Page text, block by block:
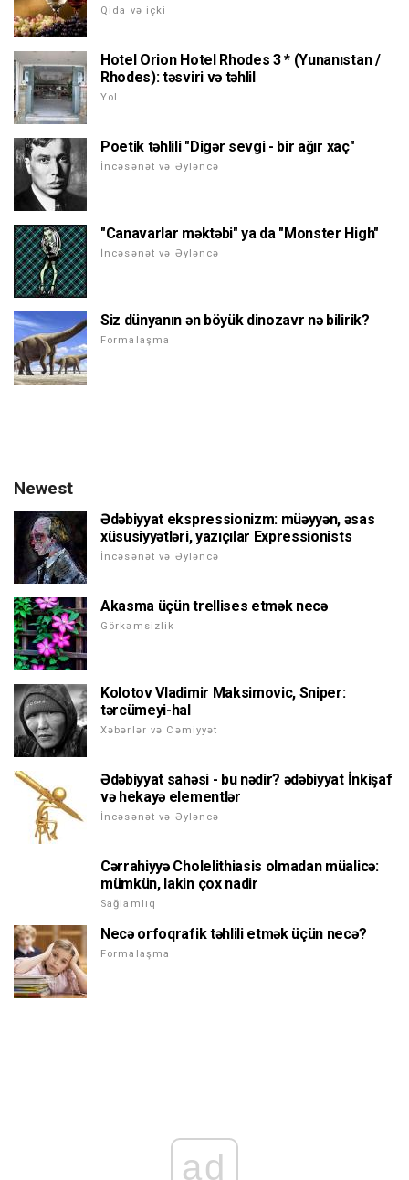
Qida və içki
Hotel Orion Hotel Rhodes 3 * (Yunanıstan /
Rhodes): təsviri və təhlil
Yol
Poetik təhlili "Digər sevgi - bir ağır xaç"
İncəsənət və Əyləncə
"Canavarlar məktəbi" ya da "Monster High"
İncəsənət və Əyləncə
Siz dünyanın ən böyük dinozavr nə bilirik?
Formalaşma
Newest
Ədəbiyyat ekspressionizm: müəyyən, əsas
xüsusiyyətləri, yazıçılar Expressionists
İncəsənət və Əyləncə
Akasma üçün trellises etmək necə
Görkəmsizlik
Kolotov Vladimir Maksimovic, Sniper:
tərcümeyi-hal
Xəbərlər və Cəmiyyət
Ədəbiyyat sahəsi - bu nədir? ədəbiyyat İnkişaf
və hekayə elementlər
İncəsənət və Əyləncə
Cərrahiyyə Cholelithiasis olmadan müalicə:
mümkün, lakin çox nadir
Sağlamlıq
Necə orfoqrafik təhlili etmək üçün necə?
Formalaşma
ad